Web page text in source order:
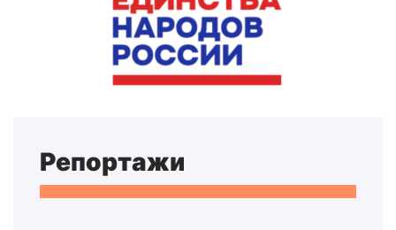
Репортажи